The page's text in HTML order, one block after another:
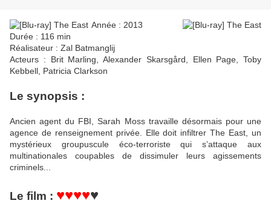
Année : 2013
Durée : 116 min
Réalisateur : Zal Batmanglij
Acteurs : Brit Marling, Alexander Skarsgård, Ellen Page, Toby
Kebbell, Patricia Clarkson
Le synopsis :
Ancien agent du FBI, Sarah Moss travaille désormais pour une
agence de renseignement privée. Elle doit infiltrer The East, un
mystérieux groupuscule éco-terroriste qui s’attaque aux
multinationales coupables de dissimuler leurs agissements
criminels...
Le film : ♥♥♥♥♥